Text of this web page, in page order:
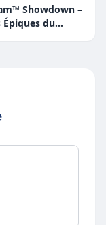
Showdown –
Épiques du